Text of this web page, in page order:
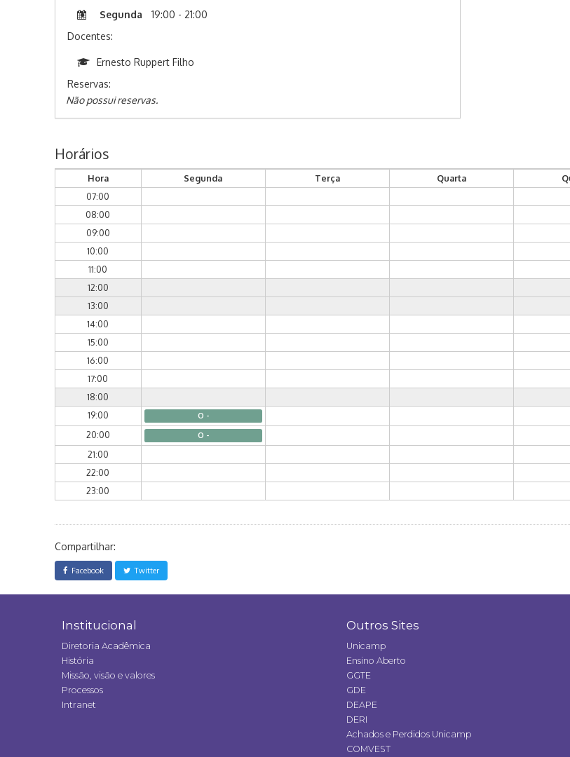
Segunda
19:00 - 21:00
Docentes:
Ernesto Ruppert Filho
Reservas:
Não possui reservas.
Horários
Hora Segunda Terça Quarta
07:00
08:00
09:00
10:00
11:00
12:00
13:00
14:00
15:00
16:00
17:00
18:00
19:00
O -
20:00 O -
21:00
22:00
23:00
Compartilhar:
Facebook Twitter
Institucional
Diretoria Acadêmica
História
Missão, visão e valores
Processos
Intranet
Outros Sites
Unicamp
Ensino Aberto
GGTE
GDE
DEAPE
DERI
Achados e Perdidos Unicamp
COMVEST